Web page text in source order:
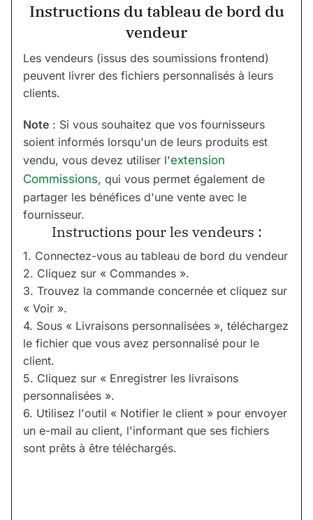
Instructions du tableau de bord du
vendeur
Les vendeurs (issus des soumissions frontend)
peuvent livrer des fichiers personnalisés à leurs
clients.
Note : Si vous souhaitez que vos fournisseurs
soient informés lorsqu'un de leurs produits est
vendu, vous devez utiliser l'extension
Commissions, qui vous permet également de
partager les bénéfices d'une vente avec le
fournisseur.
Instructions pour les vendeurs :
1. Connectez-vous au tableau de bord du vendeur
2. Cliquez sur « Commandes ».
3. Trouvez la commande concernée et cliquez sur
« Voir ».
4. Sous « Livraisons personnalisées », téléchargez
le fichier que vous avez personnalisé pour le
client.
5. Cliquez sur « Enregistrer les livraisons
personnalisées ».
6. Utilisez l'outil « Notifier le client » pour envoyer
un e-mail au client, l'informant que ses fichiers
sont prêts à être téléchargés.